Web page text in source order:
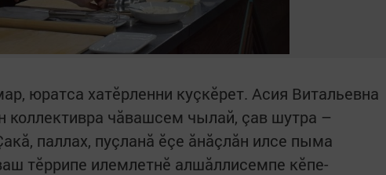
юратса хатӗрленни куçкӗрет. Асия Витальевна
коллективра чăвашсем чылай, çав шутра –
паллах, пуçланă ӗçе ăнăçлăн илсе пыма
тӗррипе илемлетнӗ алшăллисемпе кӗпе-